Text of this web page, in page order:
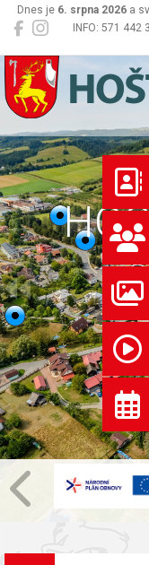
INFO: 571
Dnes je 6. srpna 2026a
Hošťálková